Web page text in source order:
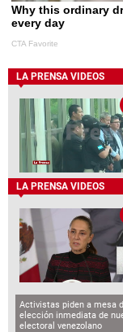
LA PRENSA VIDEOS
LA PRENSA VIDEOS
Activistas piden a mesa
elección inmediata de
electoral venezolano